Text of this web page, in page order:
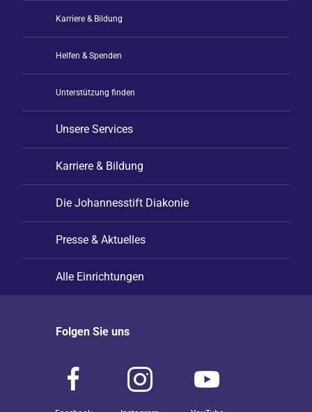
Karriere & Bildung
Helfen & Spenden
Unterstützung finden
Unsere Services
Karriere & Bildung
Die Johannesstift Diakonie
Presse & Aktuelles
Alle Einrichtungen
Folgen Sie uns